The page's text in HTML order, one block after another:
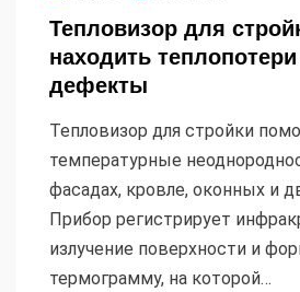
Тепловизор для
находить
дефекты
Тепловизор для стройки
температурные
фасадах, кровле, оконных и
Прибор регистрирует
излучение поверхности и
термограмму, на которой…